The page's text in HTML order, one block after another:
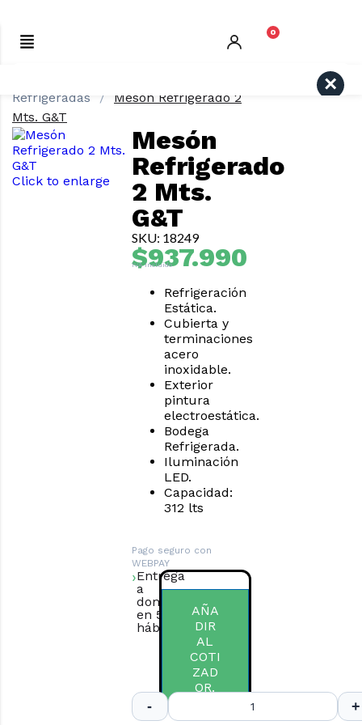
0
Refrigeradas
Mesón Refrigerado 2
Mts. G&T
Click to enlarge
Mesón
Refrigerado
2 Mts.
G&T
SKU: 18249
$937.990
IVA Incluido
Refrigeración
Estática.
Cubierta y
terminaciones
acero
inoxidable.
Exterior
pintura
electroestática.
Bodega
Refrigerada.
Iluminación
LED.
Capacidad:
312 lts
Pago seguro con
WEBPAY
Entrega
a
domicilio
en 5 días
hábiles.
AÑA
DIR
AL
COTI
ZAD
OR.